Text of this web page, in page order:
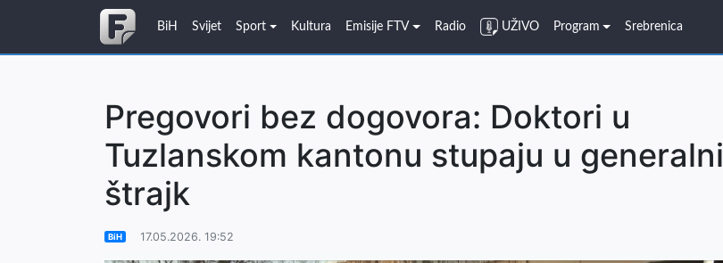
BiH Svijet Sport Kultura Emisije FTV Radio UŽIVO Program Srebrenica
Pregovori bez dogovora: Doktori u
Tuzlanskom kantonu stupaju u generalni
štrajk
BiH 17.05.2026. 19:52